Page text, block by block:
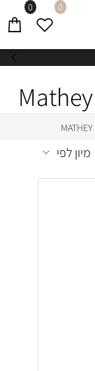
0 0
מיון לפי